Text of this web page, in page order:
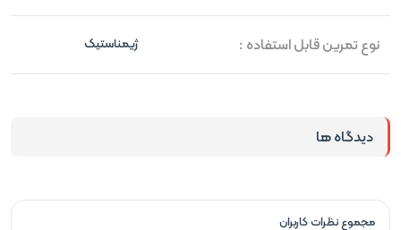
نوع تمرین قابل استفاده : ژیمناستیک
دیدگاه ها
مجموع نظرات کاربران